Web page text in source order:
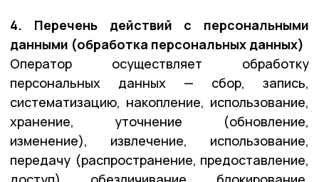
4. Перечень действий с персональными
данными (обработка персональных данных)
Оператор осуществляет обработку
персональных данных — сбор, запись,
систематизацию, накопление, использование,
хранение, уточнение (обновление,
изменение), извлечение, использование,
передачу (распространение, предоставление,